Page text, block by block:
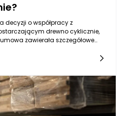
decyzji o współpracy z
drewno cyklicznie,
zawierała szczegółowe
zamówień. Odpowiednio
tylko reguluje zobowiązania stron,
nabywcy, jak i producenta
które powinny zostać